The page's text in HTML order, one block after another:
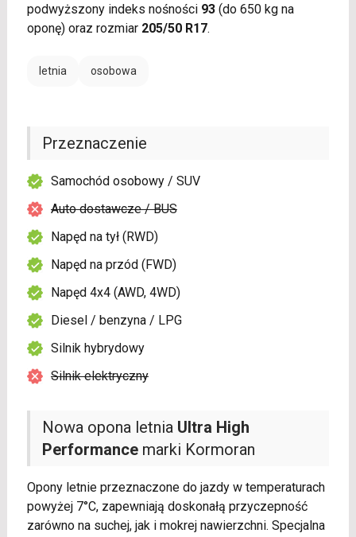
podwyższony indeks nośności 93(do 650 kg na
oponę) oraz rozmiar 205/50 R17.
letnia osobowa
Nowa opona letnia Ultra High
Performancemarki Kormoran
Opony letnie przeznaczone do jazdy w temperaturach
powyżej 7°C, zapewniają doskonałą przyczepność
zarówno na suchej, jak i mokrej nawierzchni. Specjalna
Przeznaczenie
Samochód osobowy / SUV
Auto dostawcze / BUS
Napęd na tył (RWD)
Napęd na przód (FWD)
Napęd 4x4 (AWD, 4WD)
Diesel / benzyna / LPG
Silnik hybrydowy
Silnik elektryczny